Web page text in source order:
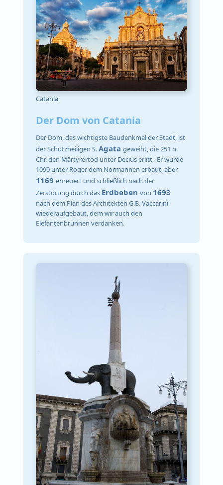
Catania
Der Dom von Catania
Der Dom, das wichtigste Baudenkmal der Stadt, ist
der Schutzheiligen S.Agatageweiht, die 251 n.
Chr. den Märtyrertod unter Decius erlitt. Er wurde
1090 unter Roger dem Normannen erbaut, aber
1169erneuert und schließlich nach der
Zerstörung durch das Erdbebenvon 1693
nach dem Plan des Architekten G.B. Vaccarini
wiederaufgebaut, dem wir auch den
Elefantenbrunnen verdanken.